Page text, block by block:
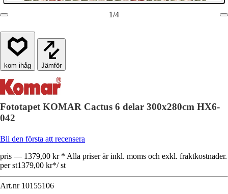
1/4
Jämför
Fototapet KOMAR Cactus 6 delar 300x280cm HX6-
042
Bli den första att recensera
pris — 1379,00 kr * Alla priser är inkl. moms och exkl. fraktkostnader.
per st1379,00 kr*/ st
Art.nr 10155106